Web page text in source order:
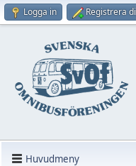
Logga in Registrera
Huvudmeny